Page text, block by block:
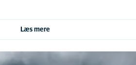
Læs mere